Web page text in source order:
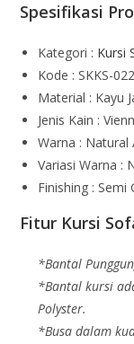
Spesifikasi
Kategori : Kursi
Kode : SKKS-022
Material : Kayu
Jenis Kain :
Warna : Natural
Variasi Warna :
Finishing : Semi
Fitur Kursi
*Bantal
*Bantal kursi
Polyster.
*Busa dalam